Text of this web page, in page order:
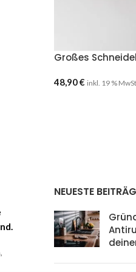
Großes
48,90€ inkl. 19 % MwSt
NEUESTE